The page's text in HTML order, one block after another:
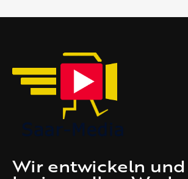
Wir entwickeln und